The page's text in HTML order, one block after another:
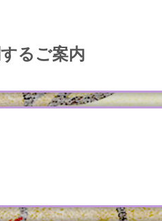
るご案内